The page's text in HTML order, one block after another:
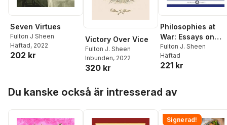
Seven Virtues
Fulton J Sheen
Häftad, 2022
202 kr
Victory Over Vice
Fulton J. Sheen
Inbunden, 2022
320 kr
Philosophies at
War: Essays on
Christianity,
Conflict and
Democracy
Fulton J. Sheen
Häftad
221 kr
Du kanske också är intresserad av
Signerad!